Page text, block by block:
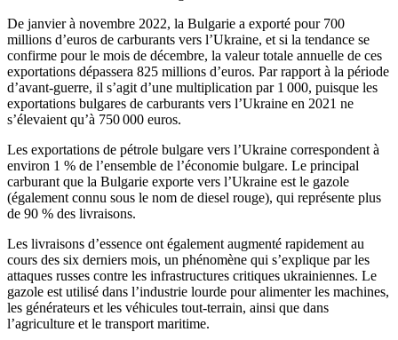
De janvier à novembre 2022, la Bulgarie a exporté pour 700
millions d’euros de carburants vers l’Ukraine, et si la tendance se
confirme pour le mois de décembre, la valeur totale annuelle de ces
exportations dépassera 825 millions d’euros. Par rapport à la période
d’avant-guerre, il s’agit d’une multiplication par 1 000, puisque les
exportations bulgares de carburants vers l’Ukraine en 2021 ne
s’élevaient qu’à 750 000 euros.
Les exportations de pétrole bulgare vers l’Ukraine correspondent à
environ 1 % de l’ensemble de l’économie bulgare. Le principal
carburant que la Bulgarie exporte vers l’Ukraine est le gazole
(également connu sous le nom de diesel rouge), qui représente plus
de 90 % des livraisons.
Les livraisons d’essence ont également augmenté rapidement au
cours des six derniers mois, un phénomène qui s’explique par les
attaques russes contre les infrastructures critiques ukrainiennes. Le
gazole est utilisé dans l’industrie lourde pour alimenter les machines,
les générateurs et les véhicules tout-terrain, ainsi que dans
l’agriculture et le transport maritime.